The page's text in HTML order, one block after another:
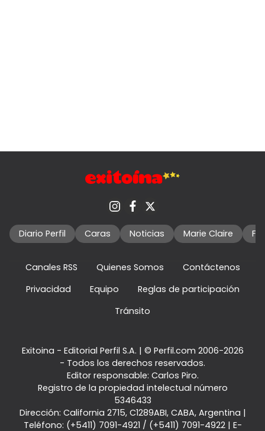
Diario Perfil Caras Noticias Marie Claire
Canales RSS Quienes Somos
Contáctenos
Privacidad
Equipo
Reglas de participación
Tránsito
Exitoina - Editorial Perfil S.A. | © Perfil.com 2006-2026
- Todos los derechos reservados.
Editor responsable: Carlos Piro.
Registro de la propiedad intelectual número
5346433
Dirección: California 2715, C1289ABI, CABA, Argentina |
Teléfono: (+5411) 7091-4921 / (+5411) 7091-4922| E-